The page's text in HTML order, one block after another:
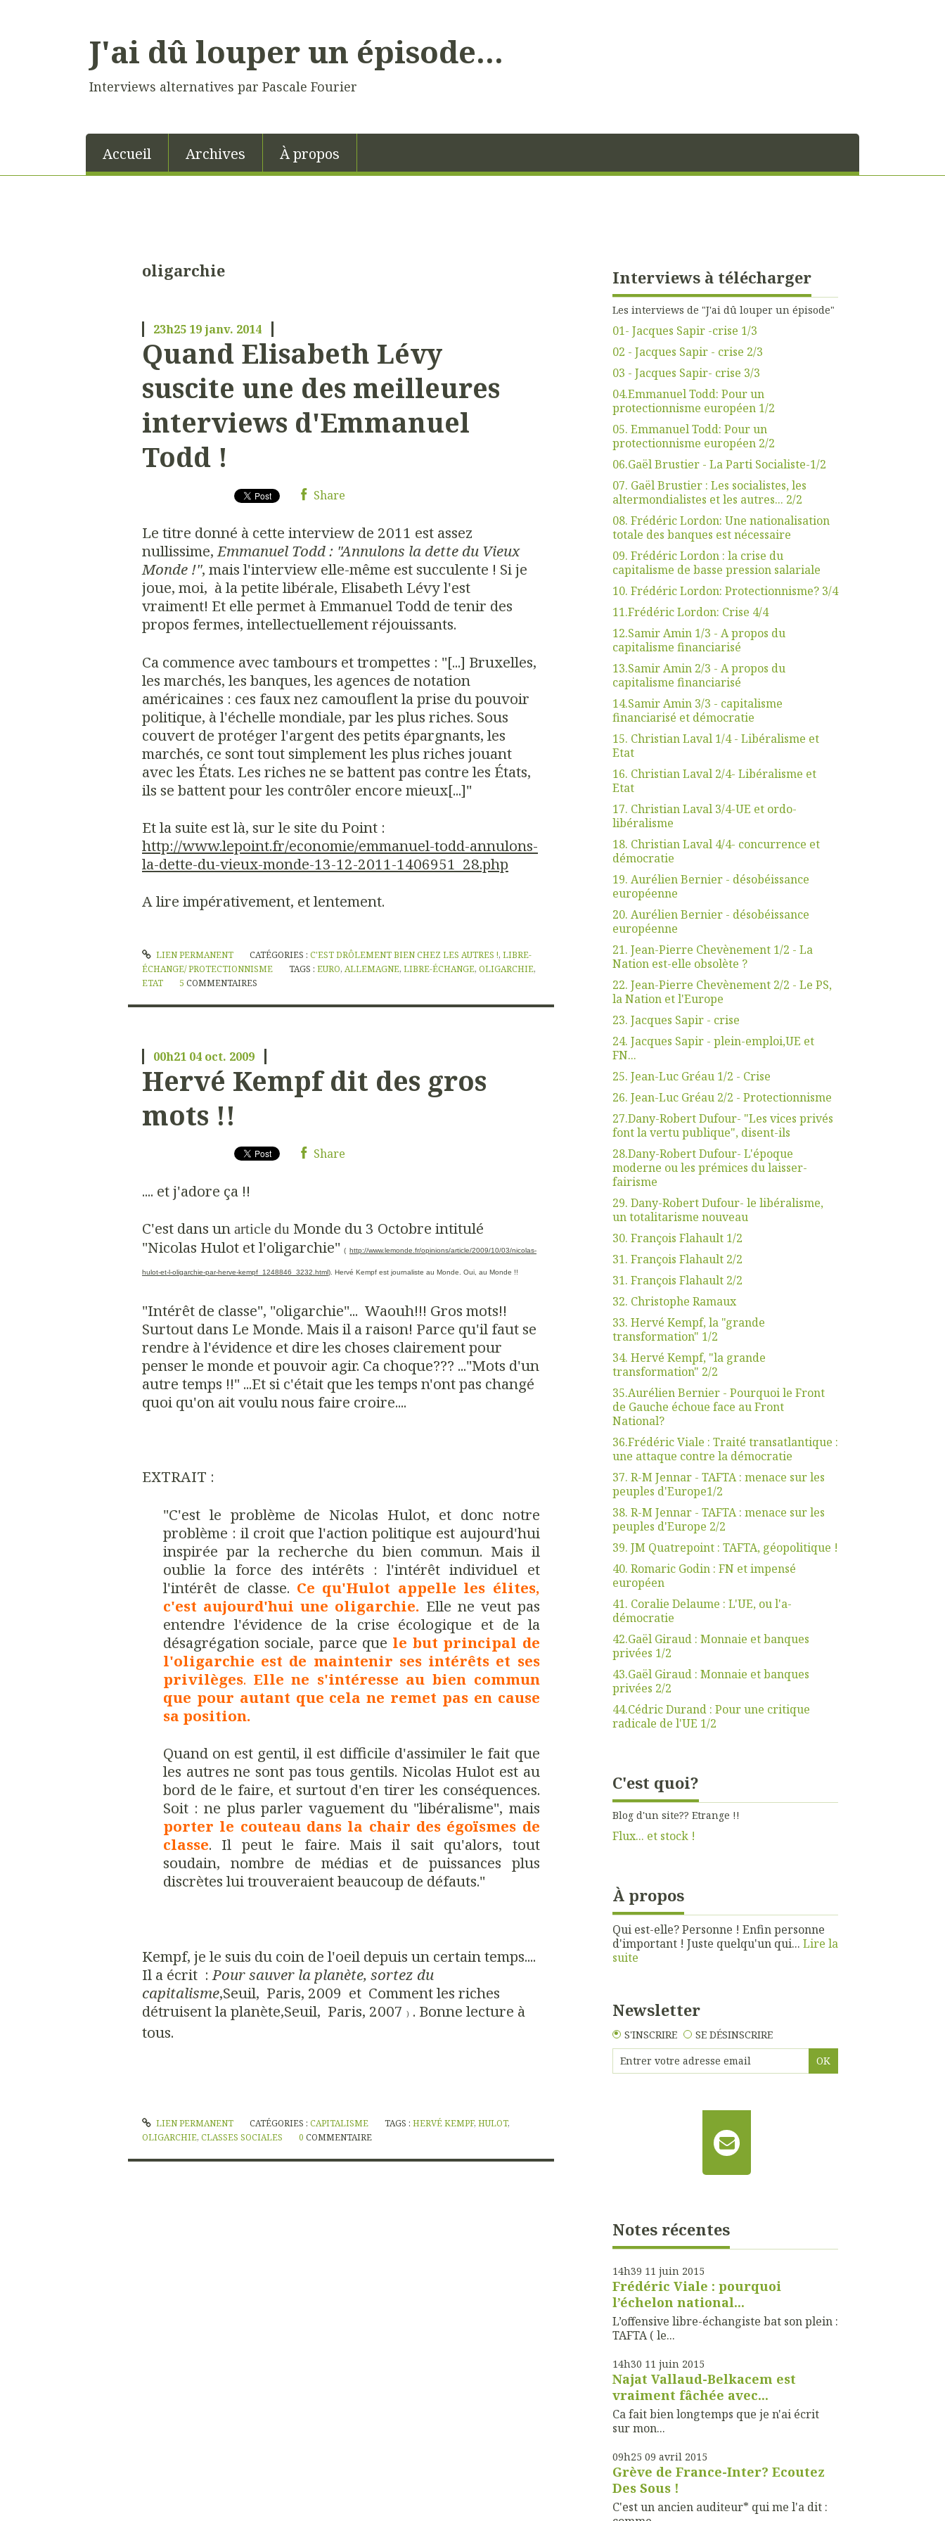
J'ai dû louper un épisode...
Interviews alternatives par Pascale Fourier
Accueil Archives À propos
oligarchie
23h25 19janv. 2014
Quand Elisabeth Lévy
suscite une des meilleures
interviews d'Emmanuel
Todd !
Share
Le titre donné à cette interview de 2011 est assez
nullissime,Emmanuel Todd : "Annulons la dette du Vieux
Monde !", mais l'interview elle-même est succulente ! Si je
joue, moi, à la petite libérale, Elisabeth Lévy l'est
vraiment! Et elle permet à Emmanuel Todd de tenir des
propos fermes, intellectuellement réjouissants.
Ca commence avec tambours et trompettes : "[...] Bruxelles,
les marchés, les banques, les agences de notation
américaines : ces faux nez camouflent la prise du pouvoir
politique, à l'échelle mondiale, par les plus riches. Sous
couvert de protéger l'argent des petits épargnants, les
marchés, ce sont tout simplement les plus riches jouant
avec les États. Les riches ne se battent pas contre les États,
ils se battent pour les contrôler encore mieux[...]"
Et la suite est là, sur le site du Point :
http://www.lepoint.fr/economie/emmanuel-todd-annulons-
la-dette-du-vieux-monde-13-12-2011-1406951_28.php
A lire impérativement, et lentement.
LIEN PERMANENT CATÉGORIES :C'EST DRÔLEMENT BIEN CHEZ LES AUTRES !,LIBRE-
ÉCHANGE/ PROTECTIONNISME
TAGS : EURO, ALLEMAGNE, LIBRE-ÉCHANGE, OLIGARCHIE,
ETAT
5 COMMENTAIRES
00h21 04 oct. 2009
Hervé Kempf dit des gros
mots !!
Share
.... et j'adore ça !!
C'est dans un article du Monde du 3 Octobre intitulé
"Nicolas Hulot et l'oligarchie" ( http://www.lemonde.fr/opinions/article/2009/10/03/nicolas-
hulot-et-l-oligarchie-par-herve-kempf_1248846_3232.html). Hervé Kempf est journaliste au Monde. Oui, au Monde !!
"Intérêt de classe", "oligarchie"... Waouh!!! Gros mots!!
Surtout dans Le Monde. Mais il a raison! Parce qu'il faut se
rendre à l'évidence et dire les choses clairement pour
penser le monde et pouvoir agir. Ca choque??? ..."Mots d'un
autre temps !!" ...Et si c'était que les temps n'ont pas changé
quoi qu'on ait voulu nous faire croire....
EXTRAIT :
"C'est le problème de Nicolas Hulot, et donc notre
problème : il croit que l'action politique est aujourd'hui
inspirée par la recherche du bien commun. Mais il
oublie la force des intérêts : l'intérêt individuel et
l'intérêt de classe. Ce qu'Hulot appelle les élites,
c'est aujourd'hui une oligarchie. Elle ne veut pas
entendre l'évidence de la crise écologique et de la
désagrégation sociale, parce que le but principal de
l'oligarchie est de maintenir ses intérêts et ses
privilèges. Elle ne s'intéresse au bien commun
que pour autant que cela ne remet pas en cause
sa position.
Quand on est gentil, il est difficile d'assimiler le fait que
les autres ne sont pas tous gentils. Nicolas Hulot est au
bord de le faire, et surtout d'en tirer les conséquences.
Soit : ne plus parler vaguement du "libéralisme", mais
porter le couteau dans la chair des égoïsmes de
classe. Il peut le faire. Mais il sait qu'alors, tout
soudain, nombre de médias et de puissances plus
discrètes lui trouveraient beaucoup de défauts."
Kempf, je le suis du coin de l'oeil depuis un certain temps....
Il a écrit :Pour sauver la planète, sortez du
capitalisme,Seuil, Paris, 2009 et Comment les riches
détruisent la planète,Seuil, Paris, 2007 ) . Bonne lecture à
tous.
LIEN PERMANENT CATÉGORIES :CAPITALISME TAGS :HERVÉ KEMPF,HULOT,
OLIGARCHIE, CLASSES SOCIALES 0 COMMENTAIRE
Interviews à télécharger
Les interviews de "J'ai dû louper un épisode"
01- Jacques Sapir -crise 1/3
02 - Jacques Sapir - crise 2/3
03 - Jacques Sapir- crise 3/3
04.Emmanuel Todd: Pour un
protectionnisme européen 1/2
05. Emmanuel Todd: Pour un
protectionnisme européen 2/2
06.Gaël Brustier - La Parti Socialiste-1/2
07. Gaël Brustier : Les socialistes, les
altermondialistes et les autres... 2/2
08. Frédéric Lordon: Une nationalisation
totale des banques est nécessaire
09. Frédéric Lordon : la crise du
capitalisme de basse pression salariale
10. Frédéric Lordon: Protectionnisme? 3/4
11.Frédéric Lordon: Crise 4/4
12.Samir Amin 1/3 - A propos du
capitalisme financiarisé
13.Samir Amin 2/3 - A propos du
capitalisme financiarisé
14.Samir Amin 3/3 - capitalisme
financiarisé et démocratie
15. Christian Laval 1/4 - Libéralisme et
Etat
16. Christian Laval 2/4- Libéralisme et
Etat
17. Christian Laval 3/4-UE et ordo-
libéralisme
18. Christian Laval 4/4- concurrence et
démocratie
19. Aurélien Bernier - désobéissance
européenne
20. Aurélien Bernier - désobéissance
européenne
21. Jean-Pierre Chevènement 1/2 - La
Nation est-elle obsolète ?
22. Jean-Pierre Chevènement 2/2 - Le PS,
la Nation et l'Europe
23. Jacques Sapir - crise
24. Jacques Sapir - plein-emploi,UE et
FN...
25. Jean-Luc Gréau 1/2 - Crise
26. Jean-Luc Gréau 2/2 - Protectionnisme
27.Dany-Robert Dufour- "Les vices privés
font la vertu publique", disent-ils
28.Dany-Robert Dufour- L'époque
moderne ou les prémices du laisser-
fairisme
29. Dany-Robert Dufour- le libéralisme,
un totalitarisme nouveau
30. François Flahault 1/2
31. François Flahault 2/2
31. François Flahault 2/2
32. Christophe Ramaux
33. Hervé Kempf, la "grande
transformation" 1/2
34. Hervé Kempf, "la grande
transformation" 2/2
35.Aurélien Bernier - Pourquoi le Front
de Gauche échoue face au Front
National?
36.Frédéric Viale : Traité transatlantique :
une attaque contre la démocratie
37. R-M Jennar - TAFTA : menace sur les
peuples d'Europe1/2
38. R-M Jennar - TAFTA : menace sur les
peuples d'Europe 2/2
39. JM Quatrepoint : TAFTA, géopolitique !
40. Romaric Godin : FN et impensé
européen
41. Coralie Delaume : L'UE, ou l'a-
démocratie
42.Gaël Giraud : Monnaie et banques
privées 1/2
43.Gaël Giraud : Monnaie et banques
privées 2/2
44.Cédric Durand : Pour une critique
radicale de l'UE 1/2
C'est quoi?
Blog d'un site?? Etrange !!
Flux... et stock !
À propos
Qui est-elle? Personne ! Enfin personne
d'important ! Juste quelqu'un qui... Lire la
suite
Newsletter
S'INSCRIRE SE DÉSINSCRIRE
Notes récentes
14h39 11 juin 2015
Frédéric Viale : pourquoi
l’échelon national...
L’offensive libre-échangiste bat son plein :
TAFTA ( le...
14h30 11 juin 2015
Najat Vallaud-Belkacem est
vraiment fâchée avec...
Ca fait bien longtemps que je n'ai écrit
sur mon...
09h25 09 avril 2015
Grève de France-Inter? Ecoutez
Des Sous !
C'est un ancien auditeur* qui me l'a dit :